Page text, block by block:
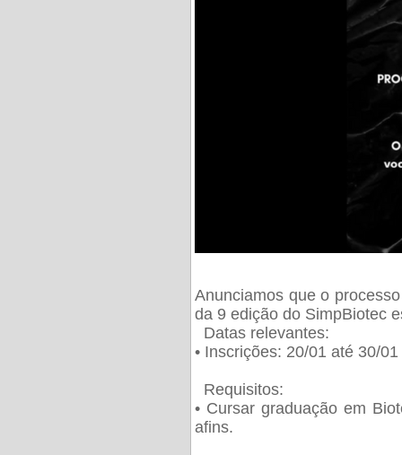
Anunciamos que o
da 9 edição do SimpBiotec
Datas relevantes:
• Inscrições: 20/01 até 30/01
Requisitos:
• Cursar graduação em
afins.